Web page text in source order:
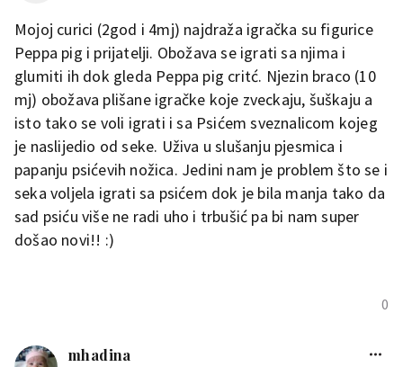
Mojoj curici (2god i 4mj) najdraža igračka su figurice
Peppa pig i prijatelji. Obožava se igrati sa njima i
glumiti ih dok gleda Peppa pig critć. Njezin braco (10
mj) obožava plišane igračke koje zveckaju, šuškaju a
isto tako se voli igrati i sa Psićem sveznalicom kojeg
je naslijedio od seke. Uživa u slušanju pjesmica i
papanju psićevih nožica. Jedini nam je problem što se i
seka voljela igrati sa psićem dok je bila manja tako da
sad psiću više ne radi uho i trbušić pa bi nam super
došao novi!! :)
0
mhadina